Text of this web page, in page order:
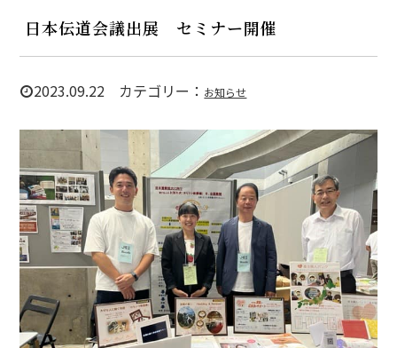
日本伝道会議出展 セミナー開催
2023.09.22 カテゴリー： お知らせ